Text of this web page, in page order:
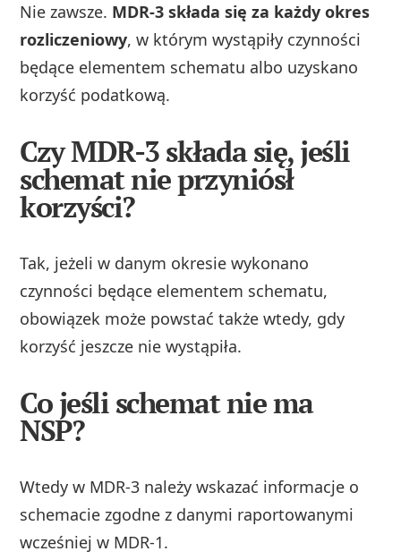
Nie zawsze. MDR-3 składa się za każdy okres
rozliczeniowy, w którym wystąpiły czynności
będące elementem schematu albo uzyskano
korzyść podatkową.
Czy MDR-3 składa się, jeśli
schemat nie przyniósł
korzyści?
Tak, jeżeli w danym okresie wykonano
czynności będące elementem schematu,
obowiązek może powstać także wtedy, gdy
korzyść jeszcze nie wystąpiła.
Co jeśli schemat nie ma
NSP?
Wtedy w MDR-3 należy wskazać informacje o
schemacie zgodne z danymi raportowanymi
wcześniej w MDR-1.